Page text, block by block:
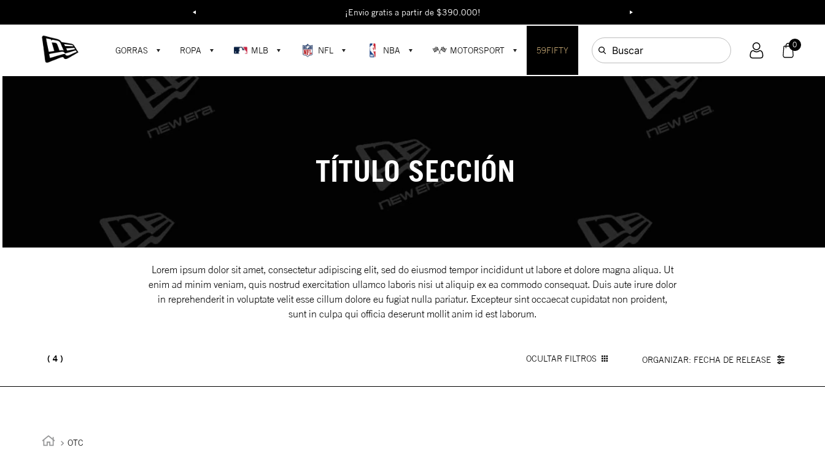
Buscar... ¡Envío gratis a partir de $390.000!
GORRAS ROPA MLB NFL NBA MOTORSPORT 59FIFTY Buscar 0
TÍTULO SECCIÓN
Lorem ipsum dolor sit amet, consectetur adipiscing elit, sed do eiusmod tempor incididunt ut labore et dolore magna aliqua. Ut
enim ad minim veniam, quis nostrud exercitation ullamco laboris nisi ut aliquip ex ea commodo consequat. Duis aute irure dolor
in reprehenderit in voluptate velit esse cillum dolore eu fugiat nulla pariatur. Excepteur sint occaecat cupidatat non proident,
sunt in culpa qui officia deserunt mollit anim id est laborum.
4 OCULTAR FILTROS FECHA DE RELEASE
OTC